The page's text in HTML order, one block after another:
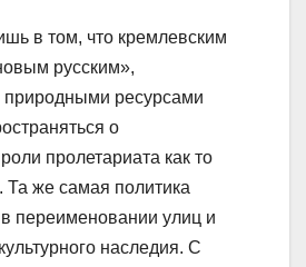
в том, что кремлевским
русским»,
ресурсами
о
пролетариата как то
Та же самая политика
переименовании улиц и
наследия. С